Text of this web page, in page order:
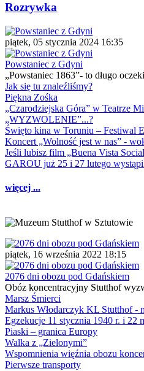
Rozrywka
piątek, 05 stycznia 2024 16:35
Powstaniec z Gdyni
„Powstaniec 1863”- to długo
Jak się tu znaleźliśmy?
Piękna Zośka
„Czarodziejska Góra” w Teatrze
„WYZWOLENIE”...?
Święto kina w Toruniu – Festiwal
Koncert „Wolność jest w nas” -
Jeśli lubisz film „Buena Vista
GAROU już 25 i 27 lutego
więcej ...
piątek, 16 września 2022 18:15
2076 dni obozu pod Gdańskiem
Obóz koncentracyjny Stutthof
Marsz Śmierci
Markus Włodarczyk KL Stutthof -
Egzekucje 11 stycznia 1940 r. i 22
Piaski – granica Europy
Walka z „Zielonymi”
Wspomnienia więźnia obozu
Pierwsze transporty